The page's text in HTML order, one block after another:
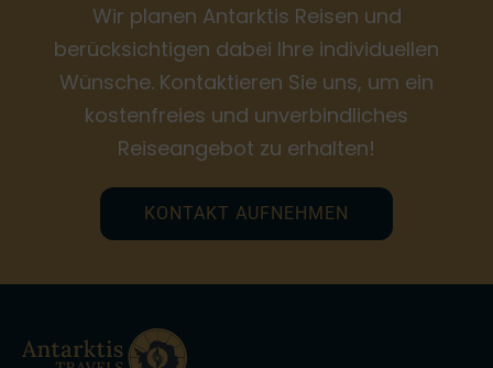
Wir planen Antarktis Reisen und
berücksichtigen dabei Ihre individuellen
Wünsche. Kontaktieren Sie uns, um ein
kostenfreies und unverbindliches
Reiseangebot zu erhalten!
KONTAKT AUFNEHMEN